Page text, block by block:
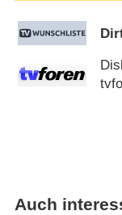
Auch